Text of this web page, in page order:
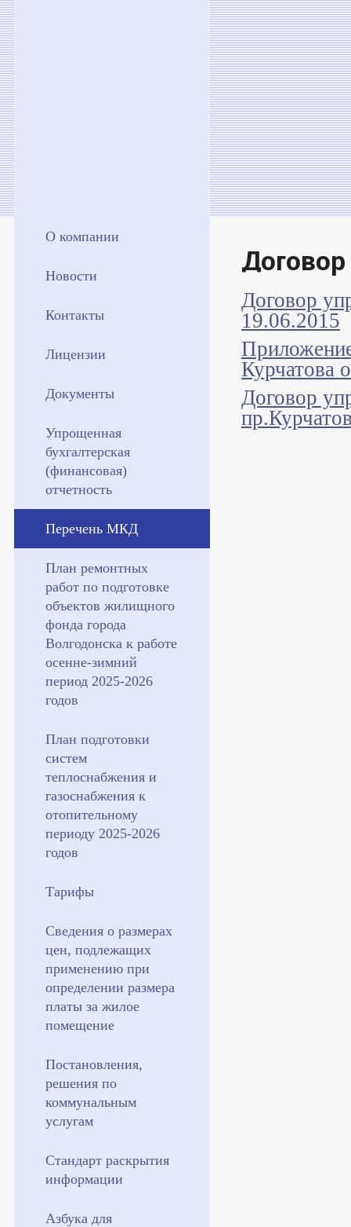
О компании
Новости
Контакты
Лицензии
Документы
Упрощенная
бухгалтерская
(финансовая)
отчетность
Перечень МКД
План ремонтных
работ по подготовке
объектов жилищного
фонда города
Волгодонска к работе
осенне-зимний
период 2025-2026
годов
План подготовки
систем
теплоснабжения и
газоснабжения к
отопительному
периоду 2025-2026
годов
Тарифы
Сведения о размерах
цен, подлежащих
применению при
определении размера
платы за жилое
помещение
Постановления,
решения по
коммунальным
услугам
Стандарт раскрытия
информации
Азбука для
Договор
19.06.2015
Курчатова
Договор